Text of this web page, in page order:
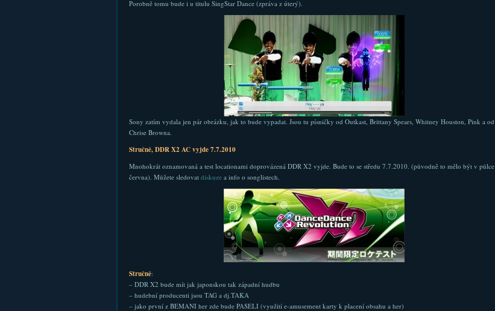
Porobně tomu bude i u titulu SingStar Dance (zpráva z úterý).
Sony zatím vydala jen pár obrázku, jak to bude vypadat. Jsou tu písničky od Outkast, Brittany Spears, Whitney Houston, Pink a od
Chrise Browna.
Stručně, DDR X2 AC vyjde 7.7.2010
Mnohokrát oznamovaná a test locationami doprovázená DDR X2 vyjde. Bude to se středu 7.7.2010. (původně to mělo být v půlce
června). Můžete sledovat diskuzea info o songlistech.
Stručně:
– DDR X2 bude mít jak japonskou tak západní hudbu
– hudební producenti jsou TAG a dj.TAKA
– jako první z BEMANI her zde bude PASELI (využití e-amusement karty k placení obsahu a her)